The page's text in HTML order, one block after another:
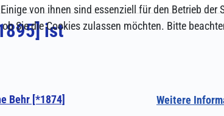
von ihnen sind essenziell für den Betrieb
Sie die Cookies zulassen möchten. Bitte
Weitere